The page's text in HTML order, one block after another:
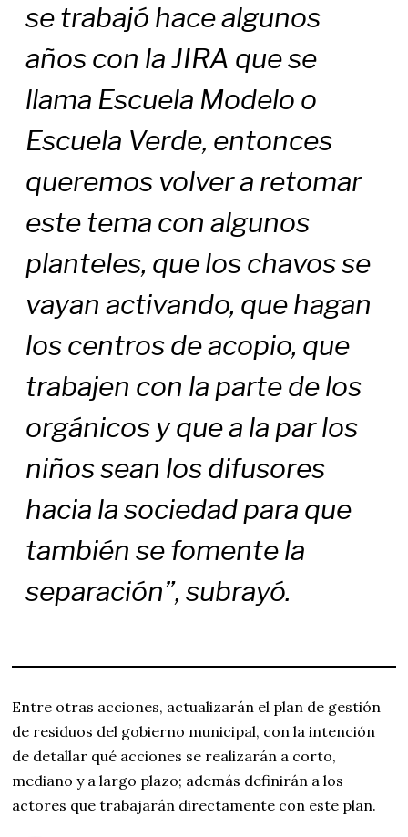
se trabajó hace algunos
años con la JIRA que se
llama Escuela Modelo o
Escuela Verde, entonces
queremos volver a retomar
este tema con algunos
planteles, que los chavos se
vayan activando, que hagan
los centros de acopio, que
trabajen con la parte de los
orgánicos y que a la par los
niños sean los difusores
hacia la sociedad para que
también se fomente la
separación”, subrayó.
Entre otras acciones, actualizarán el plan de gestión
de residuos del gobierno municipal, con la intención
de detallar qué acciones se realizarán a corto,
mediano y a largo plazo; además definirán a los
actores que trabajarán directamente con este plan.